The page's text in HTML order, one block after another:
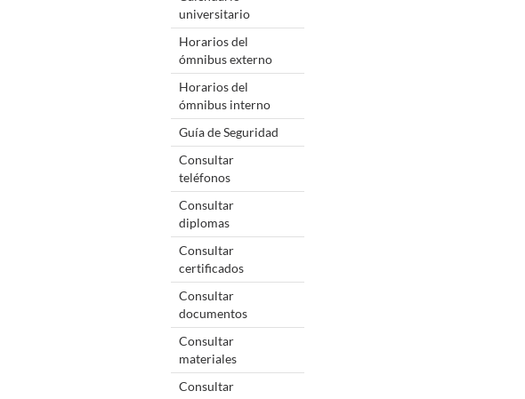
universitario
Horarios del
ómnibus externo
Horarios del
ómnibus interno
Guía de Seguridad
Consultar
teléfonos
Consultar
diplomas
Consultar
certificados
Consultar
documentos
Consultar
materiales
Consultar